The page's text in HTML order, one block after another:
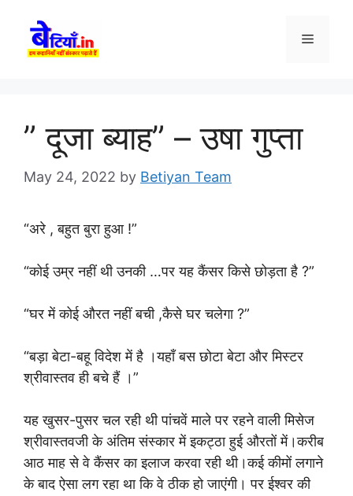
content
Menu
” दूजा ब्याह” – उषा गुप्ता
May 24, 2022 by Betiyan Team
“अरे , बहुत बुरा हुआ !”
“कोई उम्र नहीं थी उनकी …पर यह कैंसर किसे छोड़ता है ?”
“घर में कोई औरत नहीं बची ,कैसे घर चलेगा ?”
“बड़ा बेटा-बहू विदेश में है ।यहाँ बस छोटा बेटा और मिस्टर
श्रीवास्तव ही बचे हैं ।”
यह खुसर-पुसर चल रही थी पांचवें माले पर रहने वाली मिसेज
श्रीवास्तवजी के अंतिम संस्कार में इकट्ठा हुई औरतों में।करीब
आठ माह से वे कैंसर का इलाज करवा रही थी।कई कीमों लगाने
के बाद ऐसा लग रहा था कि वे ठीक हो जाएंगी। पर ईश्वर की